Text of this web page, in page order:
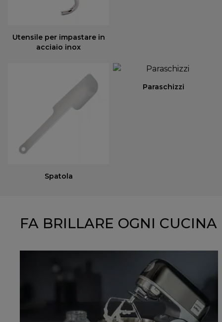
Utensile per impastare in
acciaio inox
Spatola
Paraschizzi
FA BRILLARE OGNI CUCINA